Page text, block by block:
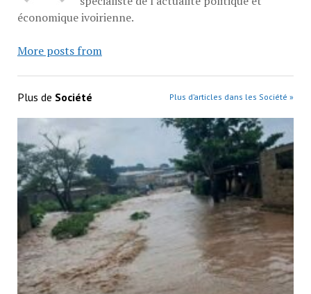
économique ivoirienne.
More posts from
Plus de Société Plus d’articles dans les Société »